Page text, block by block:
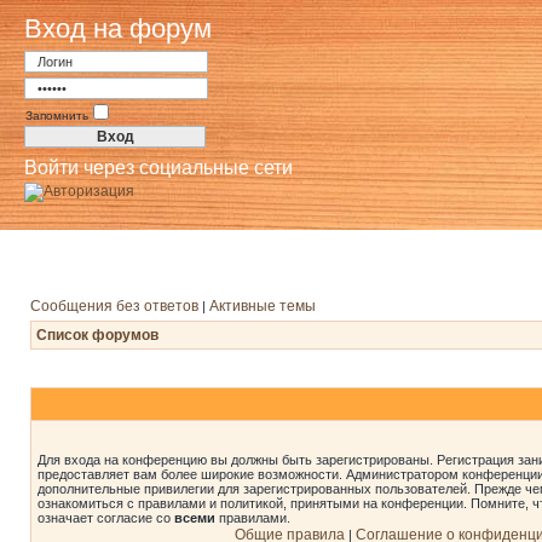
Вход на форум
Запомнить
Войти через социальные сети
Сообщения без ответов | Активные темы
Список форумов
Для входа на конференцию вы должны быть зарегистрированы. Регистрация
предоставляет вам более широкие возможности. Администратором
дополнительные привилегии для зарегистрированных пользователей. Прежде
ознакомиться с правилами и политикой, принятыми на конференции. Помните,
означает согласие со всеми правилами.
Общие правила | Соглашение о